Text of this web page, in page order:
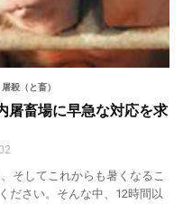
屠殺（と畜）
畜場に早急な対応を求
そしてこれからも暑くなるこ
ださい。そんな中、12時間以